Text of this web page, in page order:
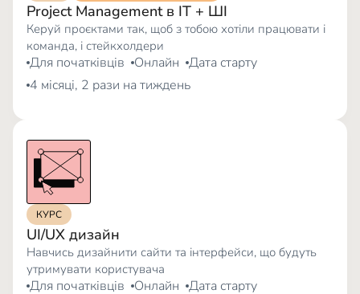
Project Management в IT + ШІ
Керуй проєктами так, щоб з тобою хотіли працювати і
команда, і стейкхолдери
Для початківців Онлайн Дата старту
4 місяці, 2 рази на тиждень
КУРС
UI/UX дизайн
Навчись дизайнити сайти та інтерфейси, що будуть
утримувати користувача
Для початківців Онлайн Дата старту